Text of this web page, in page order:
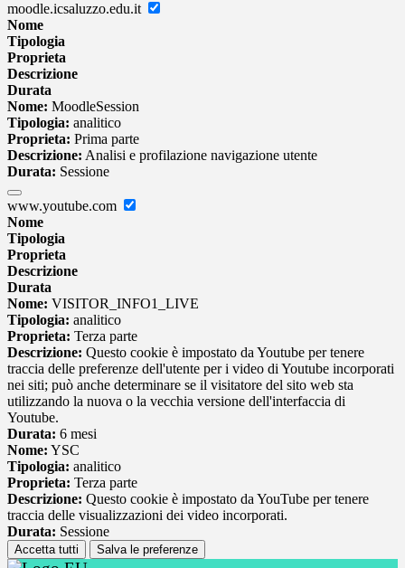
moodle.icsaluzzo.edu.it
Nome
Tipologia
Proprieta
Descrizione
Durata
Nome: MoodleSession
Tipologia: analitico
Proprieta: Prima parte
Descrizione: Analisi e profilazione navigazione utente
Durata: Sessione
www.youtube.com
Nome
Tipologia
Proprieta
Descrizione
Durata
Nome: VISITOR_INFO1_LIVE
Tipologia: analitico
Proprieta: Terza parte
Descrizione: Questo cookie è impostato da Youtube per tenere
traccia delle preferenze dell'utente per i video di Youtube incorporati
nei siti; può anche determinare se il visitatore del sito web sta
utilizzando la nuova o la vecchia versione dell'interfaccia di
Youtube.
Durata: 6 mesi
Nome: YSC
Tipologia: analitico
Proprieta: Terza parte
Descrizione: Questo cookie è impostato da YouTube per tenere
traccia delle visualizzazioni dei video incorporati.
Durata: Sessione
Accetta tutti Salva le preferenze